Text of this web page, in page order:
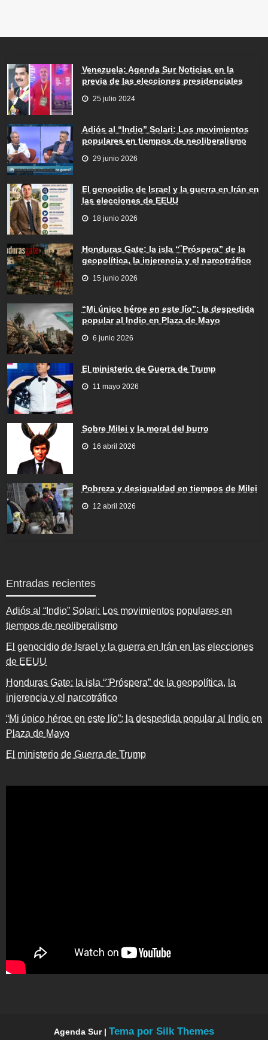
Venezuela: Agenda Sur Noticias en la
previa de las elecciones presidenciales
25 julio 2024
Adiós al “Indio” Solari: Los movimientos
populares en tiempos de neoliberalismo
29 junio 2026
El genocidio de Israel y la guerra en Irán en
las elecciones de EEUU
18 junio 2026
Honduras Gate: la isla “¨Próspera” de la
geopolítica, la injerencia y el narcotráfico
15 junio 2026
“Mi único héroe en este lío”: la despedida
popular al Indio en Plaza de Mayo
6 junio 2026
El ministerio de Guerra de Trump
11 mayo 2026
Sobre Milei y la moral del burro
16 abril 2026
Pobreza y desigualdad en tiempos de Milei
12 abril 2026
Entradas recientes
Adiós al “Indio” Solari: Los movimientos populares en
tiempos de neoliberalismo
El genocidio de Israel y la guerra en Irán en las elecciones
de EEUU
Honduras Gate: la isla “¨Próspera” de la geopolítica, la
injerencia y el narcotráfico
“Mi único héroe en este lío”: la despedida popular al Indio en
Plaza de Mayo
El ministerio de Guerra de Trump
Agenda Sur | Tema por Silk Themes